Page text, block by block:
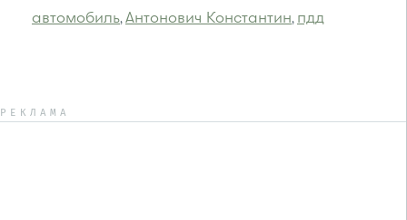
автомобиль,Антонович Константин, пдд
РЕКЛАМА